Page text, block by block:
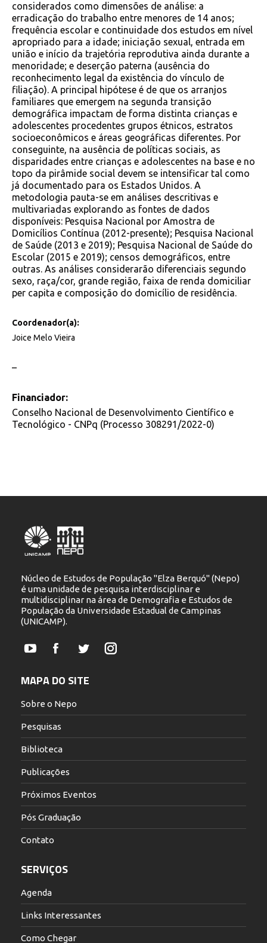
considerados como dimensões de análise: a
erradicação do trabalho entre menores de 14 anos;
frequência escolar e continuidade dos estudos em nível
apropriado para a idade; iniciação sexual, entrada em
união e início da trajetória reprodutiva ainda durante a
menoridade; e deserção paterna (ausência do
reconhecimento legal da existência do vínculo de
filiação). A principal hipótese é de que os arranjos
familiares que emergem na segunda transição
demográfica impactam de forma distinta crianças e
adolescentes procedentes grupos étnicos, estratos
socioeconômicos e áreas geográficas diferentes. Por
conseguinte, na ausência de políticas sociais, as
disparidades entre crianças e adolescentes na base e no
topo da pirâmide social devem se intensificar tal como
já documentado para os Estados Unidos. A
metodologia pauta-se em análises descritivas e
multivariadas explorando as fontes de dados
disponíveis: Pesquisa Nacional por Amostra de
Domicílios Contínua (2012-presente); Pesquisa Nacional
de Saúde (2013 e 2019); Pesquisa Nacional de Saúde do
Escolar (2015 e 2019); censos demográficos, entre
outras. As análises considerarão diferenciais segundo
sexo, raça/cor, grande região, faixa de renda domiciliar
per capita e composição do domicílio de residência.
Coordenador(a):
Joice Melo Vieira
–
Financiador:
Conselho Nacional de Desenvolvimento Científico e
Tecnológico - CNPq (Processo 308291/2022-0)
Núcleo de Estudos de População "Elza Berquó" (Nepo)
é uma unidade de pesquisa interdisciplinar e
multidisciplinar na área de Demografia e Estudos de
População da Universidade Estadual de Campinas
(UNICAMP).
YouTubeFacebookTwitterInstagram
MAPA DO SITE
Sobre o Nepo
Pesquisas
Biblioteca
Publicações
Próximos Eventos
Pós Graduação
Contato
SERVIÇOS
Agenda
Links Interessantes
Como Chegar